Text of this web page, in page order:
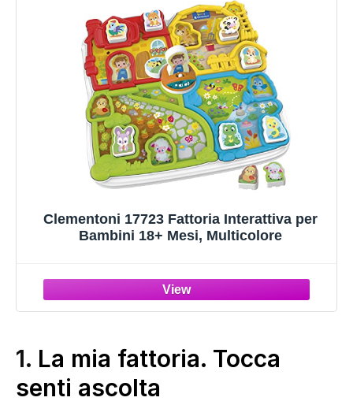
Clementoni 17723 Fattoria Interattiva per
Bambini 18+ Mesi, Multicolore
1. La mia fattoria. Tocca
senti ascolta